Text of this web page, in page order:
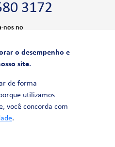
3172
nos no
o desempenho e
site.
de forma
utilizamos
você concorda com
.